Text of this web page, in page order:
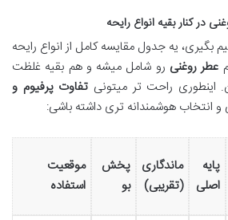
در کنار بقیه انواع رایحه
بگیری، یه جدول مقایسه کامل از انواع رایحه
عطر روغنی رو شامل میشه و هم بقیه غلظت
راحت تر میتونی تفاوت پرفیوم و
و انتخاب هوشمندانه تری داشته باشی:
پایه
اصلی
ماندگاری
(تقریبی)
پخش
بو
موقعیت
استفاده